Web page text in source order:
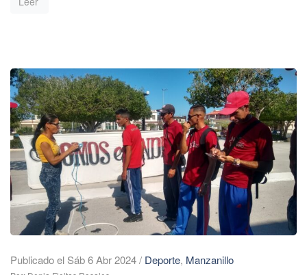
Publicado el Sáb 6 Abr 2024/ Deporte, Manzanillo